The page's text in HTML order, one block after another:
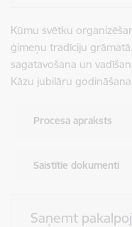
Kūmu svētku
ģimeņu tradīciju
sagatavošana un
Kāzu jubilāru
Procesa apraksts
Saistītie dokumenti
Saņemt